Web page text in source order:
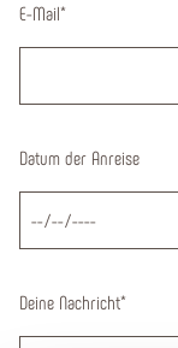
E-Mail*
Datum der Anreise
Deine Nachricht*